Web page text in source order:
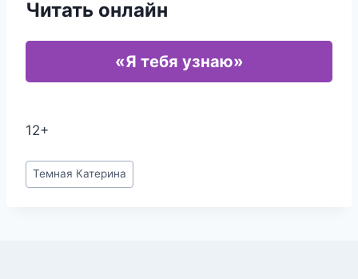
Читать онлайн
«Я тебя узнаю»
12+
Метки
записи:
Темная Катерина